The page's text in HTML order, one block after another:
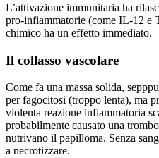
L’attivazione immunitaria ha
pro-infiammatorie (come IL-12 e
chimico ha un effetto immediato.
Il collasso vascolare
Come fa una massa solida,
per fagocitosi (troppo lenta), ma
violenta reazione infiammatoria
probabilmente causato una
nutrivano il papilloma. Senza
a necrotizzare.